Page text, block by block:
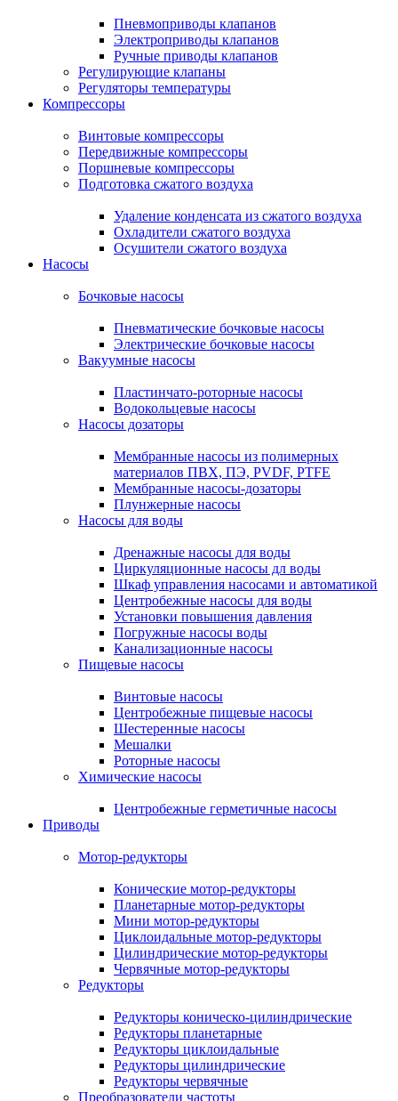
Пневмоприводы клапанов
Электроприводы клапанов
Ручные приводы клапанов
Регулирующие клапаны
Регуляторы температуры
Компрессоры
Винтовые компрессоры
Передвижные компрессоры
Поршневые компрессоры
Подготовка сжатого воздуха
Удаление конденсата из сжатого воздуха
Охладители сжатого воздуха
Осушители сжатого воздуха
Насосы
Бочковые насосы
Пневматические бочковые насосы
Электрические бочковые насосы
Вакуумные насосы
Пластинчато-роторные насосы
Водокольцевые насосы
Насосы дозаторы
Мембранные насосы из полимерных
материалов ПВХ, ПЭ, PVDF, PTFE
Мембранные насосы-дозаторы
Плунжерные насосы
Насосы для воды
Дренажные насосы для воды
Циркуляционные насосы дл воды
Шкаф управления насосами и автоматикой
Центробежные насосы для воды
Установки повышения давления
Погружные насосы воды
Канализационные насосы
Пищевые насосы
Винтовые насосы
Центробежные пищевые насосы
Шестеренные насосы
Мешалки
Роторные насосы
Химические насосы
Центробежные герметичные насосы
Приводы
Мотор-редукторы
Конические мотор-редукторы
Планетарные мотор-редукторы
Мини мотор-редукторы
Циклоидальные мотор-редукторы
Цилиндрические мотор-редукторы
Червячные мотор-редукторы
Редукторы
Редукторы коническо-цилиндрические
Редукторы планетарные
Редукторы циклоидальные
Редукторы цилиндрические
Редукторы червячные
Преобразователи частоты